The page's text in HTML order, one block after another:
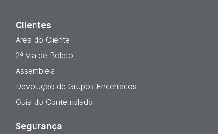
Clientes
Área do Cliente
2ª via de Boleto
Assembleia
Devolução de Grupos Encerrados
Guia do Contemplado
Segurança